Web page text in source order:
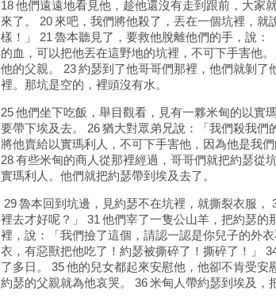
18 他們遠遠地看見他，趁他還沒有走到跟前，大家
來了。 20 來吧，我們將他殺了，丟在一個坑裡，
樣！」 21 魯本聽見了，要救他脫離他們的手，說
的血，可以把他丟在這野地的坑裡，不可下手害他
他的父親。 23 約瑟到了他哥哥們那裡，他們就剝
裡。那坑是空的，裡頭沒有水。
25 他們坐下吃飯，舉目觀看，見有一夥米甸的以實
要帶下埃及去。 26 猶大對眾弟兄說：「我們殺我
將他賣給以實瑪利人，不可下手害他，因為他是我
28 有些米甸的商人從那裡經過，哥哥們就把約瑟從
實瑪利人。他們就把約瑟帶到埃及去了。
29 魯本回到坑邊，見約瑟不在坑裡，就撕裂衣服
裡去才好呢？」 31 他們宰了一隻公山羊，把約瑟
裡，說：「我們撿了這個，請認一認是你兒子的外
衣，有惡獸把他吃了！約瑟被撕碎了！撕碎了！」
了多日。 35 他的兒女都起來安慰他，他卻不肯受安
約瑟的父親就為他哀哭。 36 米甸人帶約瑟到埃及，